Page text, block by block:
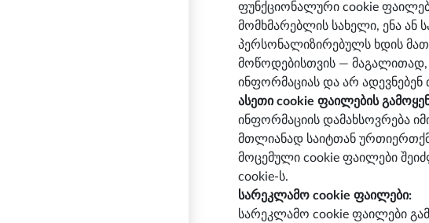
ფუნქციონალური cookie
მომხმარებლის სახელი, ენა ან
პერსონალიზირებულს ხდის
მოწოდებისთვის — მაგალითად,
ინფორმაციას და არ ადევნებენ
ასეთი cookie ფაილების
ინფორმაციის დამახსოვრება
მთლიანად საიტთან
მოცემული cookie ფაილები
cookie-ს.
სარეკლამო cookie ფაილები:
სარეკლამო cookie ფაილები